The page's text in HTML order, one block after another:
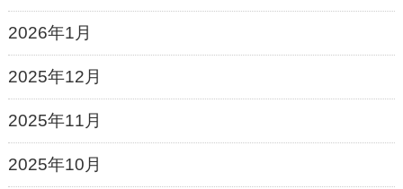
2026年1月
2025年12月
2025年11月
2025年10月